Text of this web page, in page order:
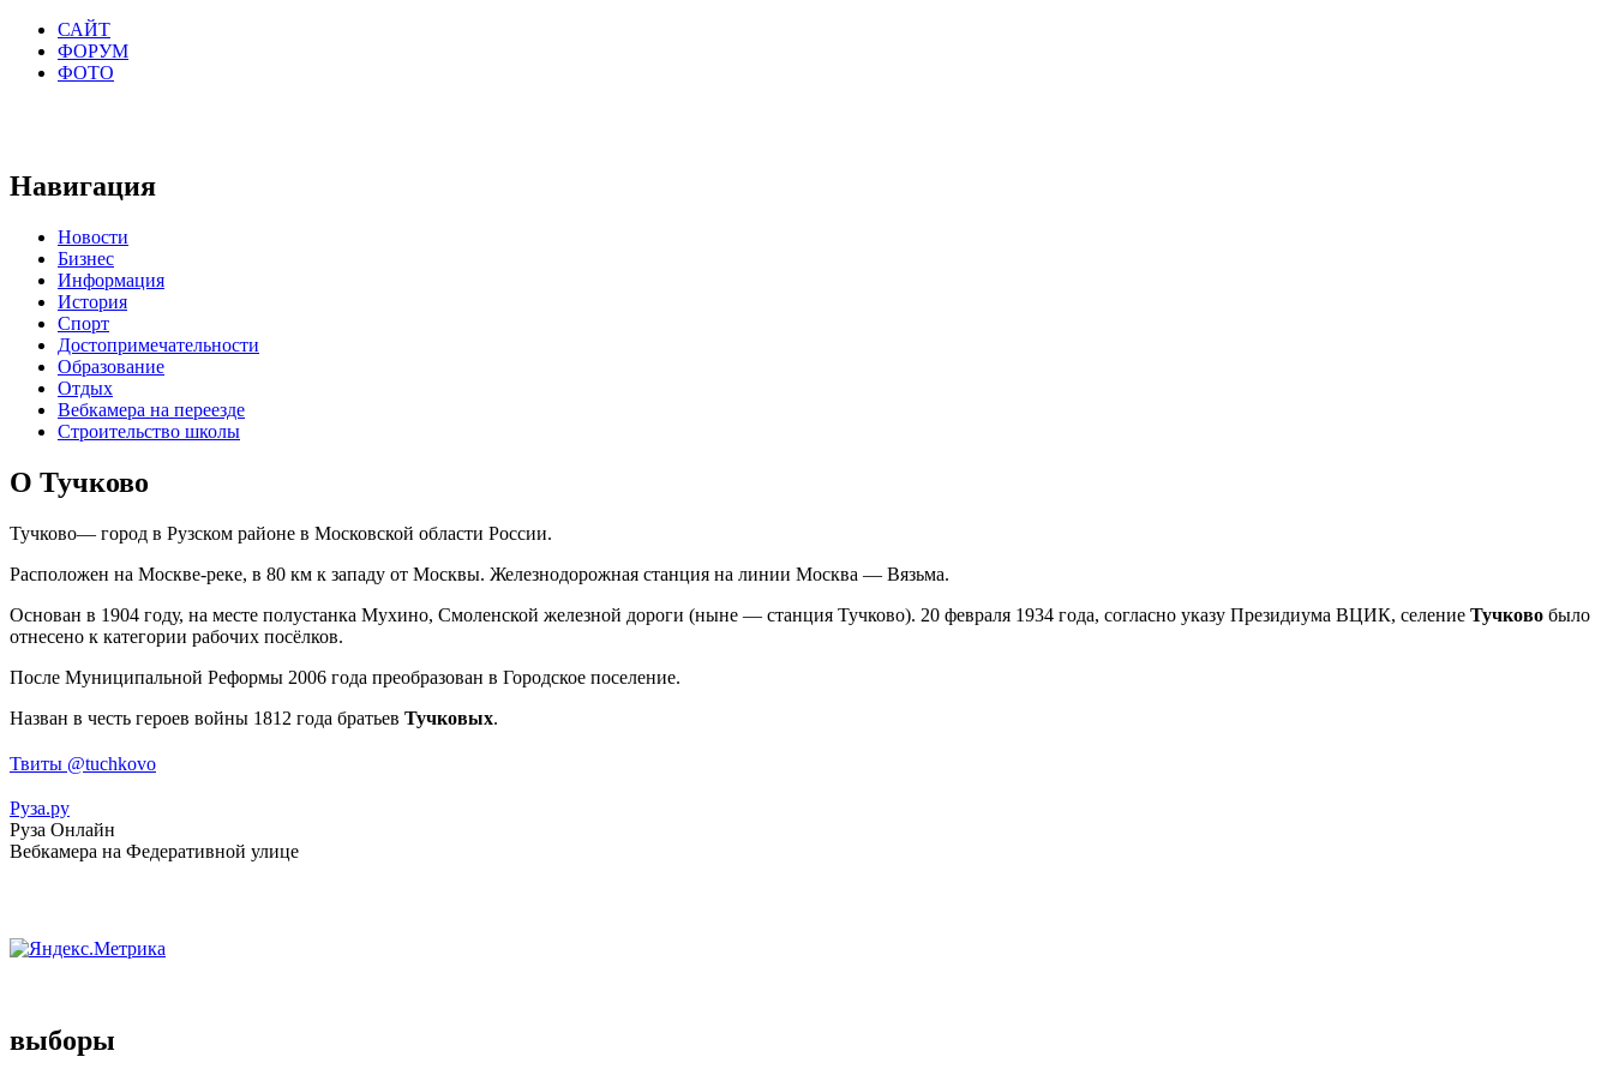
САЙТ
ФОРУМ
ФОТО
Навигация
Новости
Бизнес
Информация
История
Спорт
Достопримечательности
Образование
Отдых
Вебкамера на переезде
Строительство школы
О Тучково
Тучково— город в Рузском районе в Московской области России.
Расположен на Москве-реке, в 80 км к западу от Москвы. Железнодорожная станция на линии Москва — Вязьма.
Основан в 1904 году, на месте полустанка Мухино, Смоленской железной дороги (ныне — станция Тучково). 20 февраля 1934 года, согласно указу Президиума ВЦИК, селение Тучково было
отнесено к категории рабочих посёлков.
После Муниципальной Реформы 2006 года преобразован в Городское поселение.
Назван в честь героев войны 1812 года братьев Тучковых.
Твиты @tuchkovo
Руза.ру
Руза Онлайн
Вебкамера на Федеративной улице
выборы